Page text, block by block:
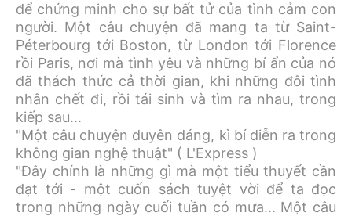
để chứng minh cho sự bất tử của tình cảm con
người. Một câu chuyện đã mang ta từ Saint-
Péterbourg tới Boston, từ London tới Florence
rồi Paris, nơi mà tình yêu và những bí ẩn của nó
đã thách thức cả thời gian, khi những đôi tình
nhân chết đi, rồi tái sinh và tìm ra nhau, trong
kiếp sau...
"Một câu chuyện duyên dáng, kì bí diễn ra trong
không gian nghệ thuật" ( L'Express )
"Đây chính là những gì mà một tiểu thuyết cần
đạt tới - một cuốn sách tuyệt vời để ta đọc
trong những ngày cuối tuần có mưa... Một câu